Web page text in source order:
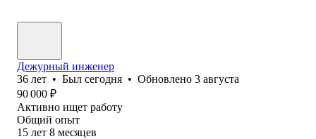
Дежурный инженер
36 лет • Был сегодня • Обновлено 3 августа
90 000 ₽
Активно ищет работу
Общий опыт
15 лет 8 месяцев